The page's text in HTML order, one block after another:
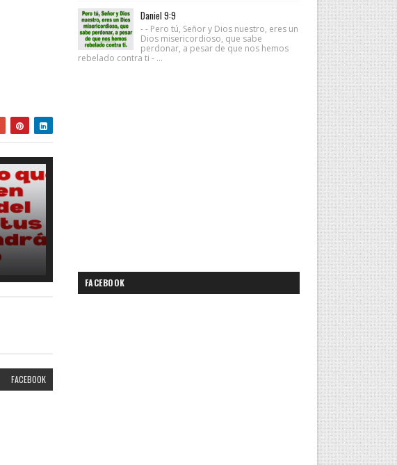
FACEBOOK
Daniel 9:9
- - Pero tú, Señor y Dios nuestro, eres un
Dios misericordioso, que sabe
perdonar, a pesar de que nos hemos
rebelado contra ti - ...
FACEBOOK